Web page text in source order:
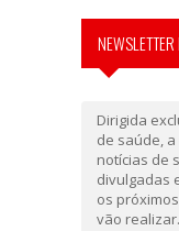
Dirigida
de saúde,
notícias de
divulgadas
os
vão realizar.